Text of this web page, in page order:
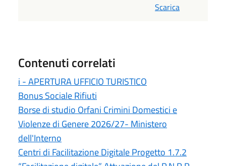
Scarica
Contenuti correlati
i - APERTURA UFFICIO TURISTICO
Bonus Sociale Rifiuti
Borse di studio Orfani Crimini Domestici e
Violenze di Genere 2026/27- Ministero
dell'Interno
Centri di Facilitazione Digitale Progetto 1.7.2